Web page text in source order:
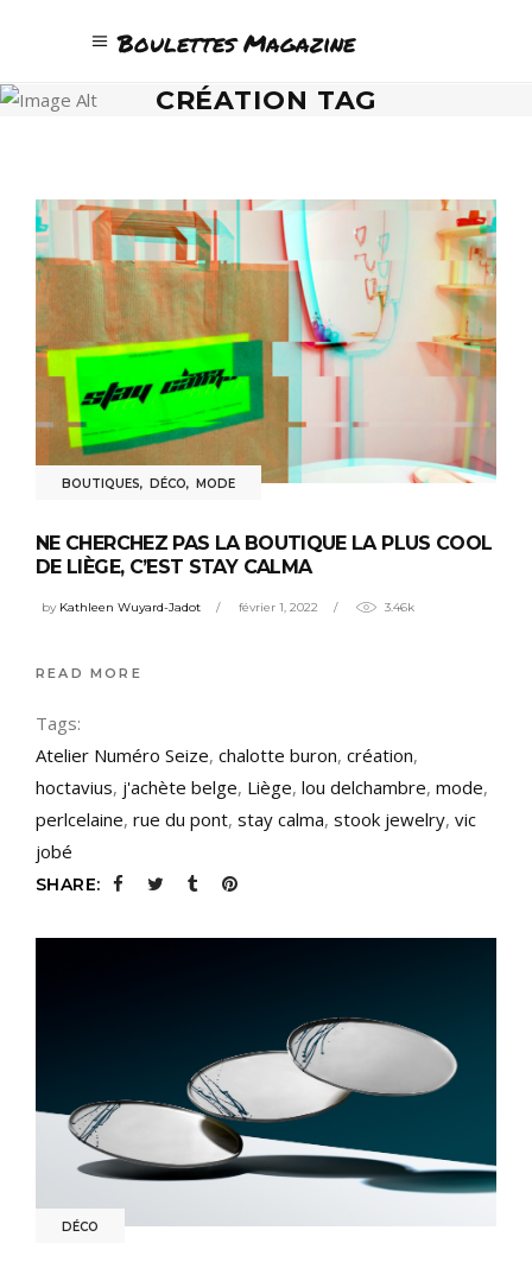
Boulettes Magazine
CRÉATION TAG
BOUTIQUES, DÉCO, MODE
NE CHERCHEZ PAS LA BOUTIQUE LA PLUS COOL
DE LIÈGE, C’EST STAY CALMA
by Kathleen Wuyard-Jadot février 1, 2022 3.46k
READ MORE
Tags:
Atelier Numéro Seize, chalotte buron, création,
hoctavius, j'achète belge, Liège, lou delchambre, mode,
perlcelaine, rue du pont, stay calma, stook jewelry, vic
jobé
SHARE:
DÉCO